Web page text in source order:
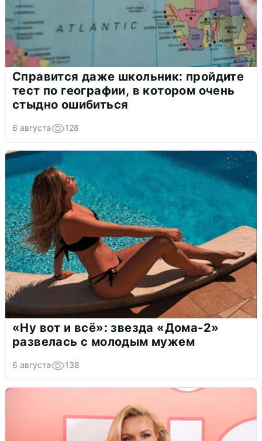
Справится даже школьник: пройдите
тест по географии, в котором очень
стыдно ошибиться
6 августа 128
«Ну вот и всё»: звезда «Дома-2»
развелась с молодым мужем
6 августа 138